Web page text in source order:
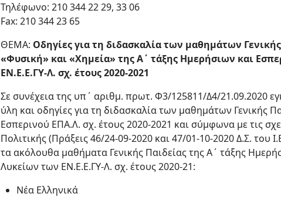
Τηλέφωνο: 210 344 22 29, 33 06
Fax: 210 344 23 65
ΘΕΜΑ: Οδηγίες για τη διδασκαλία των μαθημάτων
«Φυσική» και «Χημεία» της Α΄ τάξης Ημερήσιων και
ΕΝ.Ε.Ε.ΓΥ-Λ. σχ. έτους 2020-2021
Σε συνέχεια της υπ΄ αριθμ. πρωτ. Φ3/125811/Δ4/21.09.2020
ύλη και οδηγίες για τη διδασκαλία των μαθημάτων Γενικής
Εσπερινού ΕΠΑ.Λ. σχ. έτους 2020-2021 και σύμφωνα με τις
Πολιτικής (Πράξεις 46/24-09-2020 και 47/01-10-2020 Δ.Σ. του
τα ακόλουθα μαθήματα Γενικής Παιδείας της Α΄ τάξης
Λυκείων των ΕΝ.Ε.Ε.ΓΥ-Λ. σχ. έτους 2020-21:
Νέα Ελληνικά